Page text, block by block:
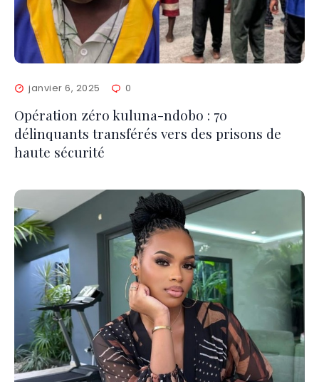
janvier 6, 2025 0
Opération zéro kuluna-ndobo : 70
délinquants transférés vers des prisons de
haute sécurité